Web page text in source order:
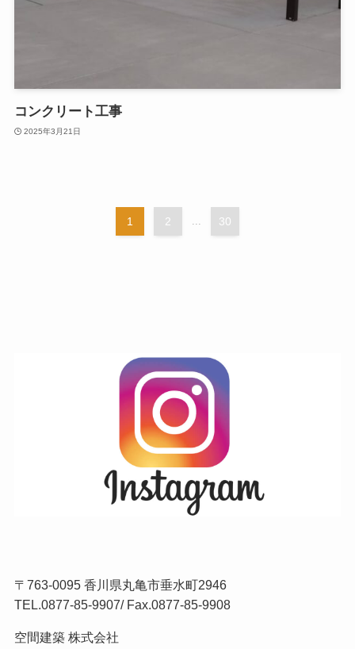
コンクリート工事
2025年3月21日
1 2 ... 30
〒763-0095 香川県丸亀市垂水町2946
TEL. 0877-85-9907/ Fax.0877-85-9908
空間建築 株式会社